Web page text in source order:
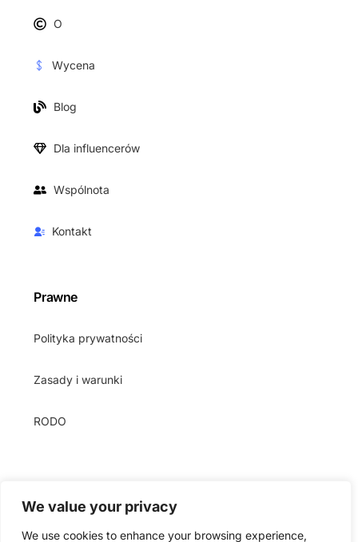
We value your privacy
We use cookies to enhance your browsing experience,
O
Wycena
Blog
Dla influencerów
Wspólnota
Kontakt
Prawne
Polityka prywatności
Zasady i warunki
RODO